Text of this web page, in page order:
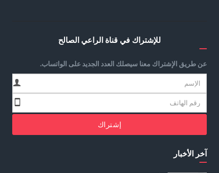
للإشتراك في قناة الراعي الصالح
عن طريق الإشتراك معنا سيصلك العدد الجديد على الواتساب.
إشتراك
آخر الأخبار